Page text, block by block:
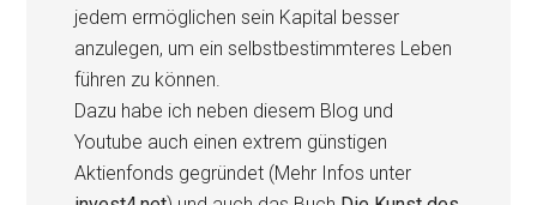
jedem ermöglichen sein Kapital besser
anzulegen, um ein selbstbestimmteres Leben
führen zu können.
Dazu habe ich neben diesem Blog und
Youtube auch einen extrem günstigen
Aktienfonds gegründet (Mehr Infos unter